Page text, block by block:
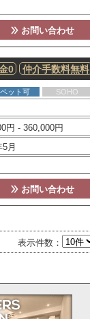
お問い合わせ
仲介手数料無料
0
ペット可 SOHO
円 - 360,000円
月
お問い合わせ
表示件数：